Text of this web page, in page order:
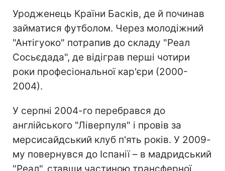
Уродженець Країни Басків, де й починав
займатися футболом. Через молодіжний
"Антігуоко" потрапив до складу "Реал
Сосьєдада", де відіграв перші чотири
роки професіональної кар'єри (2000-
2004).
У серпні 2004-го перебрався до
англійського "Ліверпуля" і провів за
мерсисайдський клуб п'ять років. У 2009-
му повернувся до Іспанії – в мадридський